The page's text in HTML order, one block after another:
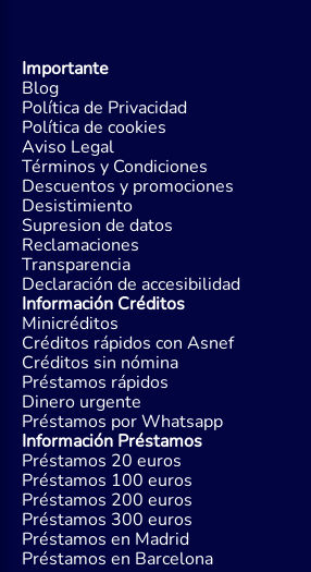
Importante
Blog
Política de Privacidad
Política de cookies
Aviso Legal
Términos y Condiciones
Descuentos y promociones
Desistimiento
Supresion de datos
Reclamaciones
Transparencia
Declaración de accesibilidad
Información Créditos
Minicréditos
Créditos rápidos con Asnef
Créditos sin nómina
Préstamos rápidos
Dinero urgente
Préstamos por Whatsapp
Información Préstamos
Préstamos 20 euros
Préstamos 100 euros
Préstamos 200 euros
Préstamos 300 euros
Préstamos en Madrid
Préstamos en Barcelona